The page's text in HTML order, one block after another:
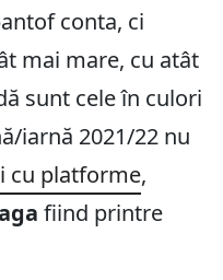
conta, ci
mai mare, cu atât
sunt cele în culori
iarnă 2021/22 nu
cu platforme,
fiind printre